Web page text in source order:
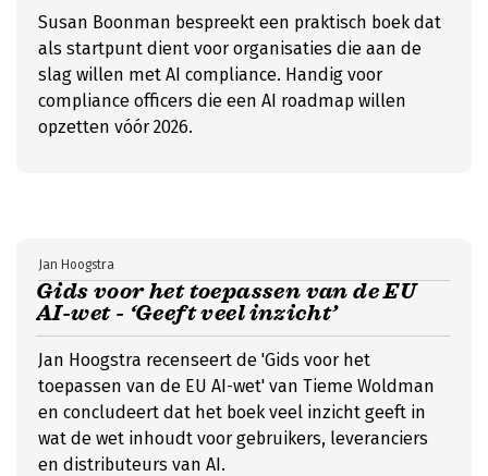
Susan Boonman bespreekt een praktisch boek dat
als startpunt dient voor organisaties die aan de
slag willen met AI compliance. Handig voor
compliance officers die een AI roadmap willen
opzetten vóór 2026.
Gids voor het toepassen van de EU
AI-wet - ‘Geeft veel inzicht’
Jan Hoogstra
Jan Hoogstra recenseert de 'Gids voor het
toepassen van de EU AI-wet' van Tieme Woldman
en concludeert dat het boek veel inzicht geeft in
wat de wet inhoudt voor gebruikers, leveranciers
en distributeurs van AI.